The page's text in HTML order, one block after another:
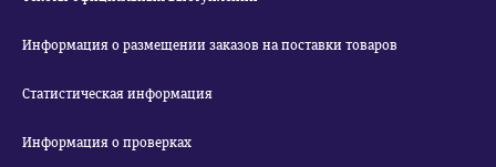
Информация о размещении заказов на поставки товаров
Статистическая информация
Информация о проверках